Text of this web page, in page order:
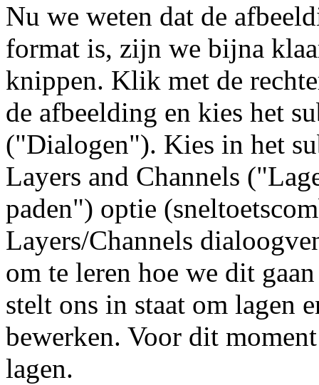
Nu we weten dat de
format is, zijn we bijna
knippen. Klik met de
de afbeelding en kies het
("Dialogen"). Kies in het
Layers and Channels
paden") optie
Layers/Channels
om te leren hoe we dit
stelt ons in staat om lagen
bewerken. Voor dit
lagen.